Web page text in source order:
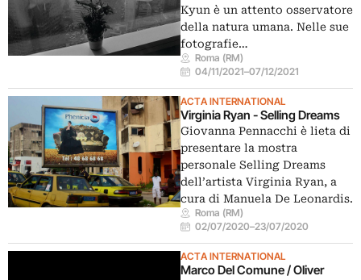
Kyun è un attento osservatore
della natura umana. Nelle sue
fotografie…
Roma (RM)
04/11/2021–07/12/2021
ACTA INTERNATIONAL
Virginia Ryan - Selling Dreams
Giovanna Pennacchi è lieta di
presentare la mostra
personale Selling Dreams
dell’artista Virginia Ryan, a
cura di Manuela De Leonardis.
Roma (RM)
02/07/2020–23/07/2020
ACTA INTERNATIONAL
Marco Del Comune / Oliver